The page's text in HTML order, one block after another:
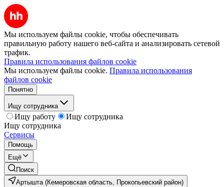
Мы используем файлы cookie, чтобы обеспечивать
правильную работу нашего веб-сайта и анализировать сетевой
трафик.
Правила использования файлов cookie
Мы используем файлы cookie. Правила использования
файлов cookie
Понятно
Ищу сотрудника
Ищу работу
Ищу сотрудника
Ищу сотрудника
Сервисы
Помощь
Ещё
Поиск
Артышта (Кемеровская область, Прокопьевский район)